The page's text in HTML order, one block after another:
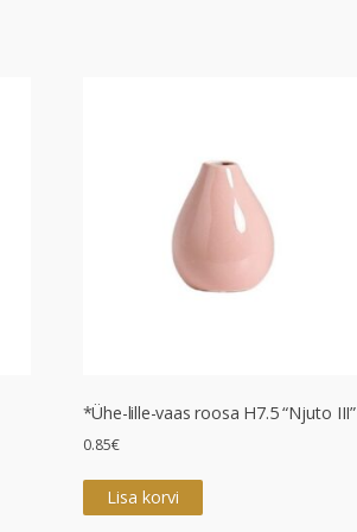
*Ühe-lille-vaas roosa H7.5 “Njuto III”
0.85€
Lisa korvi